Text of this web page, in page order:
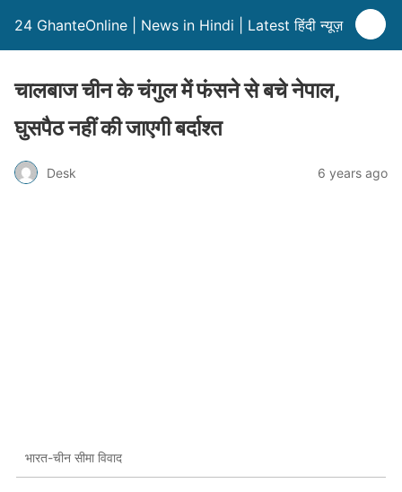
24 GhanteOnline | News in Hindi | Latest हिंदी न्यूज़
चालबाज चीन के चंगुल में फंसने से बचे नेपाल,
घुसपैठ नहीं की जाएगी बर्दाश्त
Desk 6 years ago
भारत-चीन सीमा विवाद